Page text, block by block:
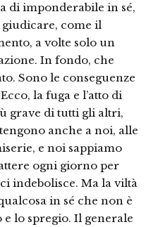
di imponderabile in sé,
giudicare, come il
a volte solo un
In fondo, che
Sono le conseguenze
la fuga e l’atto di
grave di tutti gli altri,
anche a noi, alle
e noi sappiamo
ogni giorno per
indebolisce. Ma la viltà
in sé che non è
lo spregio. Il generale